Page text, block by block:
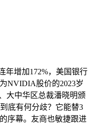
增加172%，美国银行
NVIDIA股价的2023岁
大中华区总裁潘晓明颁
底有何分歧？它能替3
序幕。友商也敏捷跟进